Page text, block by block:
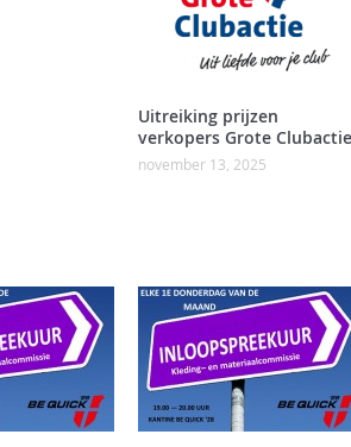
Uitreiking prijzen
verkopers Grote Clubactie
november 13, 2025